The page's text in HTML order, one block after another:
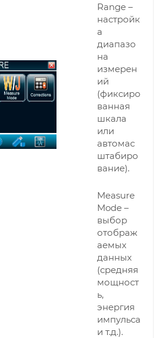
Range –
настройк
а
диапазо
на
измерен
ий
(фиксиро
ванная
шкала
или
автомас
штабиро
вание).
Measure
Mode –
выбор
отображ
аемых
данных
(средняя
мощност
ь,
энергия
импульса
и т.д.).